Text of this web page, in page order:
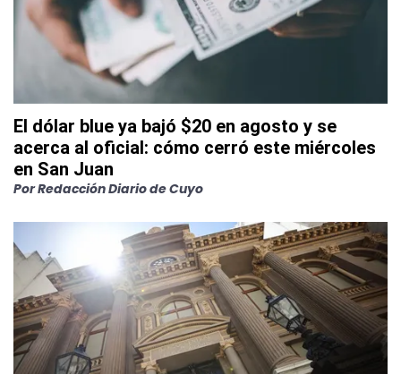
El dólar blue ya bajó $20 en agosto y se
acerca al oficial: cómo cerró este miércoles
en San Juan
PorRedacción Diario de Cuyo